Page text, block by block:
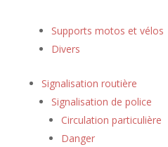
Supports motos et vélos
Divers
Signalisation routière
Signalisation de police
Circulation particulière
Danger